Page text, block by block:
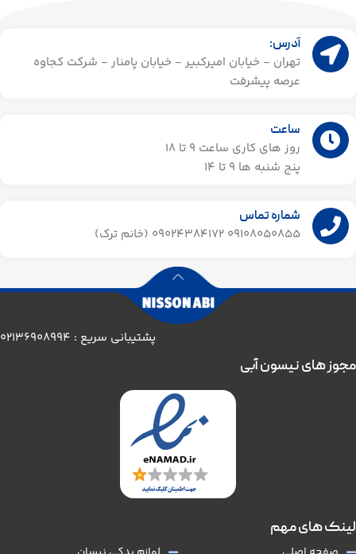
آدرس:
تهران - خیابان امیرکبیر - خیابان پامنار - شرکت کجاوه
عرصه پیشرفت
ساعت
روز های کاری ساعت ۹ تا 18
پنج شنبه ها 9 تا 14​
شماره تماس
09108050855 09024384172 (خانم ترک)
پشتیبانی سریع : 02136908994
لینک های مهم
مجوز های نیسون آبی